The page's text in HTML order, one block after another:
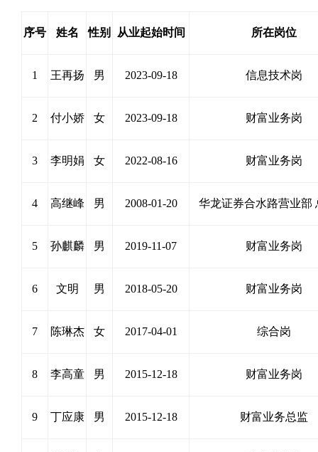
序号 姓名 性别 从业起始时间 所在岗位
1 王再扬 男 2023-09-18 信息技术岗
2 付小娇 女 2023-09-18 财富业务岗
3 李明娟 女 2022-08-16 财富业务岗
4 高继峰 男 2008-01-20 华龙证券合水路营业部
5 孙麒麟 男 2019-11-07 财富业务岗
6 文明 男 2018-05-20 财富业务岗
7 陈琳杰 女 2017-04-01 综合岗
8 李高童 男 2015-12-18 财富业务岗
9 丁应康 男 2015-12-18 财富业务总监